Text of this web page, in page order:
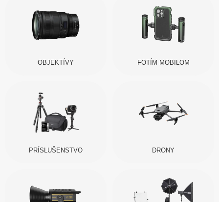
OBJEKTÍVY FOTÍM MOBILOM
PRÍSLUŠENSTVO DRONY